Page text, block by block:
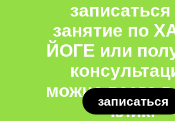
записаться
занятие по
ЙОГЕ или
можно всего
клик!
записаться